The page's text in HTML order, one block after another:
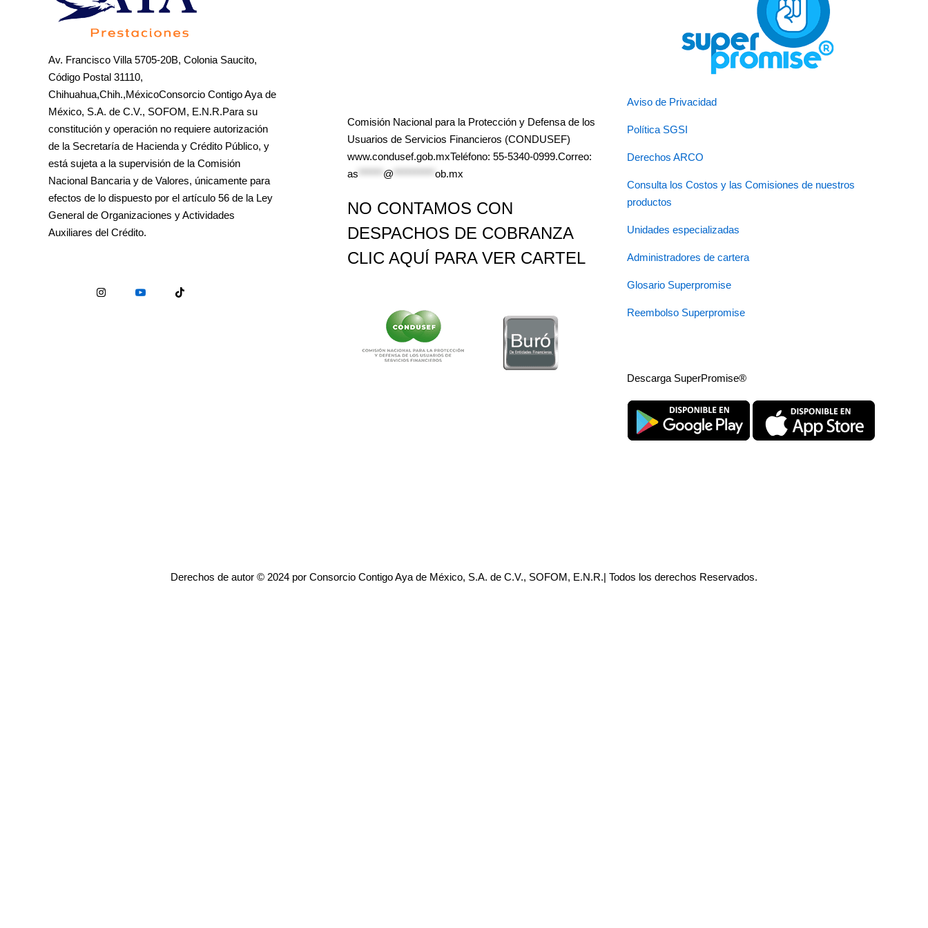
Av. Francisco Villa 5705-20B, Colonia Saucito,
Código Postal 31110,
Chihuahua,Chih.,MéxicoConsorcio Contigo Aya de
México, S.A. de C.V., SOFOM, E.N.R.Para su
constitución y operación no requiere autorización
de la Secretaría de Hacienda y Crédito Público, y
está sujeta a la supervisión de la Comisión
Nacional Bancaria y de Valores, únicamente para
efectos de lo dispuesto por el artículo 56 de la Ley
General de Organizaciones y Actividades
Auxiliares del Crédito.
Comisión Nacional para la Protección y Defensa de los
Usuarios de Servicios Financieros (CONDUSEF)
www.condusef.gob.mxTeléfono: 55-5340-0999.Correo:
as
@ ob.mx
NO CONTAMOS CON
DESPACHOS DE COBRANZA
CLIC AQUÍ PARA VER CARTEL
Aviso de Privacidad
Política SGSI
Derechos ARCO
Consulta los Costos y las Comisiones de nuestros
productos
Unidades especializadas
Administradores de cartera
Glosario Superpromise
Reembolso Superpromise
Descarga SuperPromise®
Derechos de autor © 2024 por Consorcio Contigo Aya de México, S.A. de C.V., SOFOM, E.N.R.| Todos los derechos Reservados.